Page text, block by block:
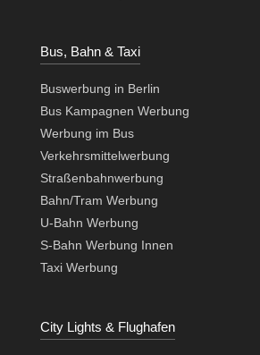
Bus, Bahn & Taxi
Buswerbung in Berlin
Bus Kampagnen Werbung
Werbung im Bus
Verkehrsmittelwerbung
Straßenbahnwerbung
Bahn/Tram Werbung
U-Bahn Werbung
S-Bahn Werbung Innen
Taxi Werbung
City Lights & Flughafen